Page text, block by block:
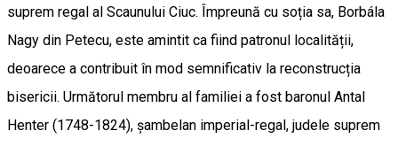
suprem regal al Scaunului Ciuc. Împreună cu soția sa, Borbála
Nagy din Petecu, este amintit ca fiind patronul localității,
deoarece a contribuit în mod semnificativ la reconstrucția
bisericii. Următorul membru al familiei a fost baronul Antal
Henter (1748-1824), șambelan imperial-regal, judele suprem